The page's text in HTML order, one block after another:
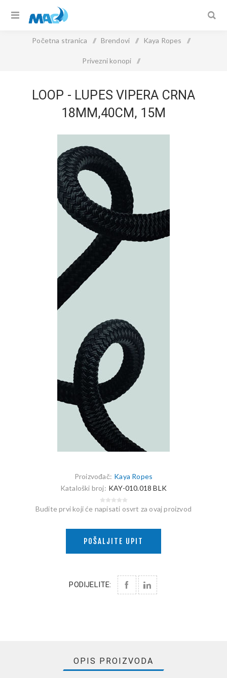
Početna stranica / Brendovi / Kaya Ropes /
Privezni konopi /
LOOP - LUPES VIPERA CRNA
18MM,40CM, 15M
Proizvođač: Kaya Ropes
Kataloški broj: KAY-010.018 BLK
Budite prvi koji će napisati osvrt za ovaj proizvod
POŠALJITE UPIT
PODIJELITE:
OPIS PROIZVODA